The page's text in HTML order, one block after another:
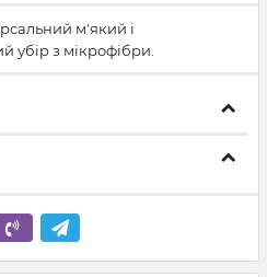
м'який і
убір з мікрофібри.